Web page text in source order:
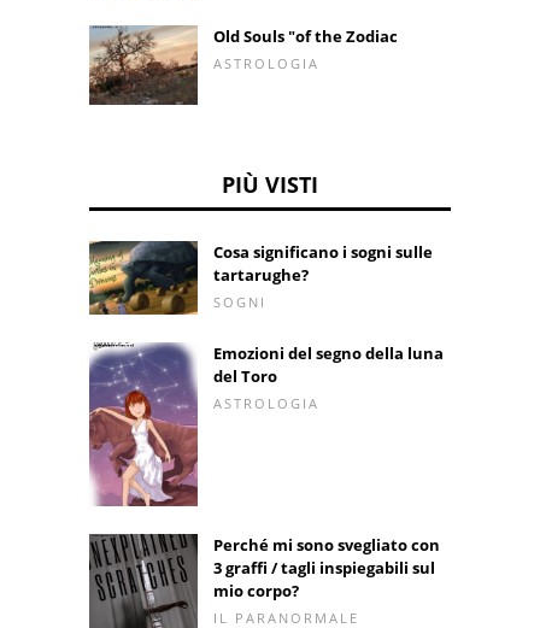
Old Souls "of the Zodiac
ASTROLOGIA
PIÙ VISTI
Cosa significano i sogni sulle
tartarughe?
SOGNI
Emozioni del segno della luna
del Toro
ASTROLOGIA
Perché mi sono svegliato con
3 graffi / tagli inspiegabili sul
mio corpo?
IL PARANORMALE